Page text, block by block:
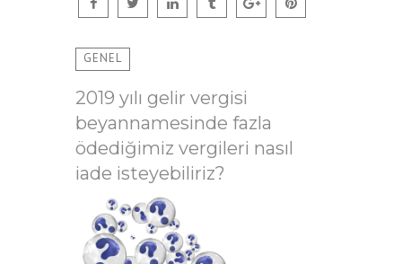
GENEL
2019 yılı gelir vergisi
beyannamesinde fazla
ödediğimiz vergileri nasıl
iade isteyebiliriz?